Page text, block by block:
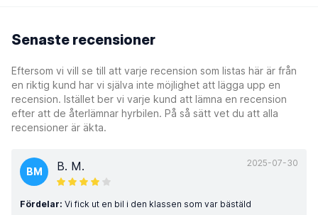
Senaste recensioner
Eftersom vi vill se till att varje recension som listas här är från
en riktig kund har vi själva inte möjlighet att lägga upp en
recension. Istället ber vi varje kund att lämna en recension
efter att de återlämnar hyrbilen. På så sätt vet du att alla
recensioner är äkta.
2025-07-30
BM B. M.
Fördelar: Vi fick ut en bil i den klassen som var bästäld